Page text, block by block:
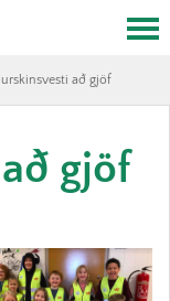
að gjöf
gjöf